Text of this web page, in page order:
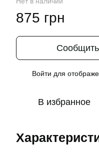
875 грн
Войти для
В избранное